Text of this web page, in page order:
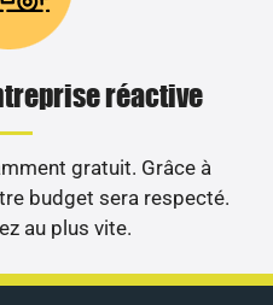
réactive
gratuit. Grâce à
budget sera respecté.
au plus vite.